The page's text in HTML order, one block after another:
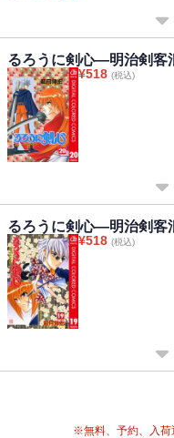
るろうに剣心―明治剣客
¥518 (税込)
るろうに剣心―明治剣客
¥518 (税込)
※無料、予約、入荷